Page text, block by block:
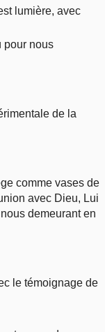
lumière, avec
pour nous
de la
comme vases de
avec Dieu, Lui
demeurant en
le témoignage de